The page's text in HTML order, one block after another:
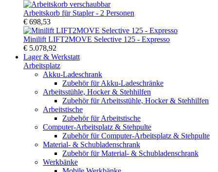
Arbeitskorb für Stapler - 2 Personen
€ 698,53
Minilift LIFT2MOVE Selective 125 - Expresso
€ 5.078,92
Lager & Werkstatt
Arbeitsplatz
Akku-Ladeschrank
Zubehör für Akku-Ladeschränke
Arbeitsstühle, Hocker & Stehhilfen
Zubehör für Arbeitsstühle, Hocker & Stehhilfen
Arbeitstische
Zubehör für Arbeitstische
Computer-Arbeitsplatz & Stehpulte
Zubehör für Computer-Arbeitsplatz & Stehpulte
Material- & Schubladenschrank
Zubehör für Material- & Schubladenschrank
Werkbänke